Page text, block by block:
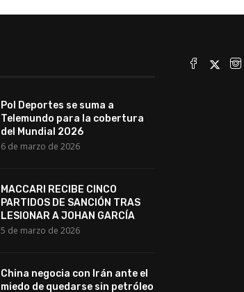
Pol Deportes se suma a
Telemundo para la cobertura
del Mundial 2026
6 de marzo de 2026
MACCARI RECIBE CINCO
PARTIDOS DE SANCIÓN TRAS
LESIONAR A JOHAN GARCÍA
5 de marzo de 2026
China negocia con Irán ante el
miedo de quedarse sin petróleo